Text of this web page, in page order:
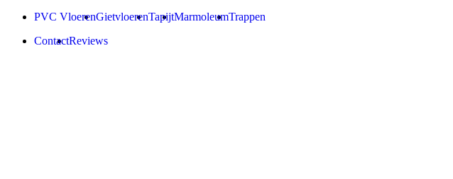
PVC VloerenGietvloerenTapijtMarmoleumTrappen
ContactReviews